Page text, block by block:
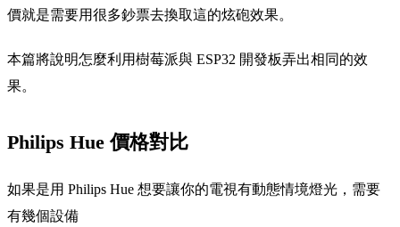
價就是需要用很多鈔票去換取這的炫砲效果。
本篇將說明怎麼利用樹莓派與 ESP32 開發板弄出相同的效
果。
Philips Hue 價格對比
如果是用 Philips Hue 想要讓你的電視有動態情境燈光，需要
有幾個設備